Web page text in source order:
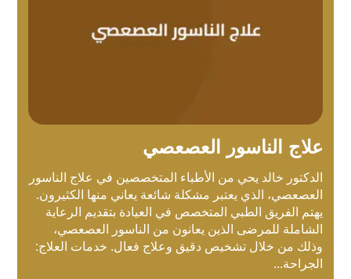
علاج الناسور العصعصي
الدكتور خالد يحي من الأطباء المتخصصين في علاج الناسور
العصعصي، الذي يعتبر مشكلة شائعة يعاني منها الكثيرون.
يهتم الفريق الطبي المتخصص في العيادة بتقديم الرعاية
الشاملة للمرضى الذين يعانون من الناسور العصعصي،
وذلك من خلال تشخيص دقيق وعلاج فعال. خدمات العلاج:
الجراحة...